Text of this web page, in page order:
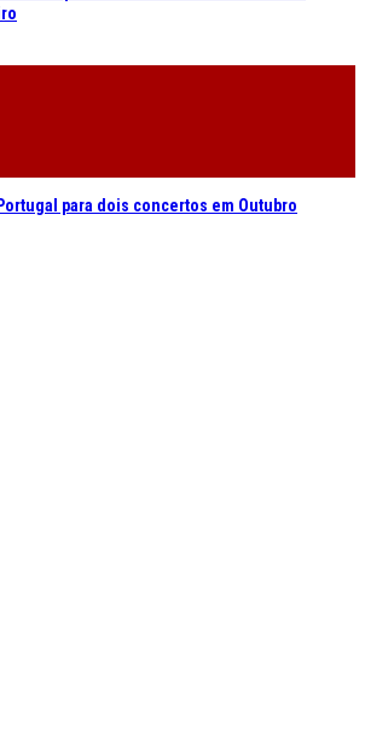
para dois concertos em Outubro